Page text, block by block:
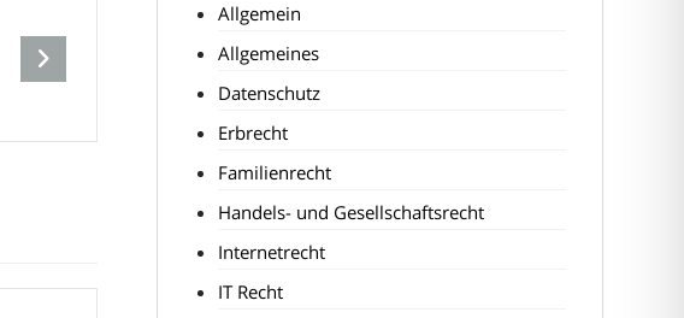
Allgemein
Allgemeines
Datenschutz
Erbrecht
Familienrecht
Handels- und Gesellschaftsrecht
Internetrecht
IT Recht